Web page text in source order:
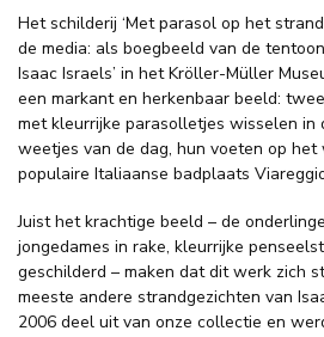
Het schilderij ‘Met parasol op het
de media: als boegbeeld van de
Isaac Israels’ in het Kröller-Müller
een markant en herkenbaar beeld:
met kleurrijke parasolletjes wisselen in
weetjes van de dag, hun voeten op het
populaire Italiaanse badplaats
Juist het krachtige beeld – de
jongedames in rake, kleurrijke
geschilderd – maken dat dit werk zich
meeste andere strandgezichten van
2006 deel uit van onze collectie en